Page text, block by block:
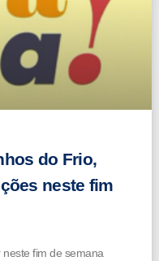
do Frio,
neste fim
fim de semana